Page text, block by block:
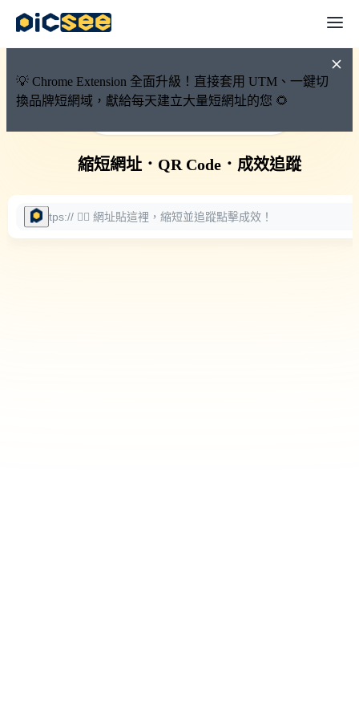
💡 Chrome Extension 全面升級！直接套用 UTM、一鍵切
換品牌短網域，獻給每天建立大量短網址的您 🌻
🚀 PicSee 短網址永久有效
縮短網址． QR Code． 成效追蹤